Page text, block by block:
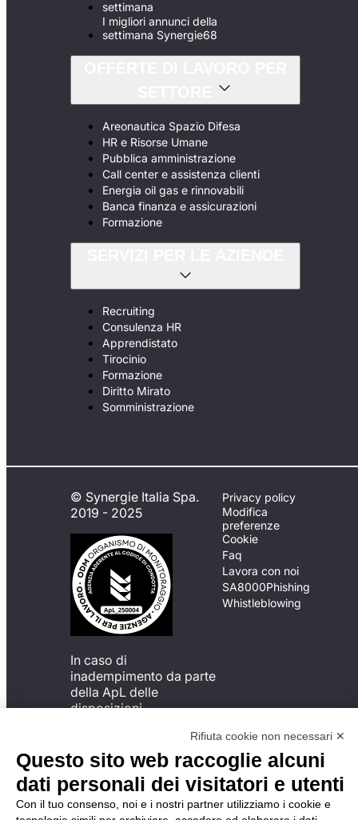
settimana
I migliori annunci della
settimana Synergie68
Areonautica Spazio Difesa
HR e Risorse Umane
Pubblica amministrazione
Call center e assistenza clienti
Energia oil gas e rinnovabili
Banca finanza e assicurazioni
Formazione
Recruiting
Consulenza HR
Apprendistato
Tirocinio
Formazione
Diritto Mirato
Somministrazione
© Synergie Italia Spa.
2019 - 2025
In caso di
inadempimento da parte
della ApL delle
disposizioni
possibile presentare un
reclamo
all’Organismo di
Monitoraggio utilizzando
una delle modalità
Privacy policy
Modifica
preferenze
Cookie
Faq
Lavora con noi
SA8000Phishing
Whistleblowing
Rifiuta cookie non necessari ✕
Questo sito web raccoglie alcuni
dati personali dei visitatori e utenti
Con il tuo consenso, noi e i nostri partner utilizziamo i cookie e